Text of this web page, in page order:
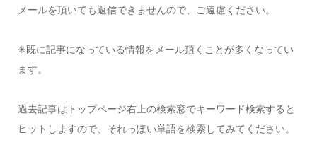
メールを頂いても返信できませんので、ご遠慮ください。
✳︎既に記事になっている情報をメール頂くことが多くなってい
ます。
過去記事はトップページ右上の検索窓でキーワード検索すると
ヒットしますので、それっぽい単語を検索してみてください。